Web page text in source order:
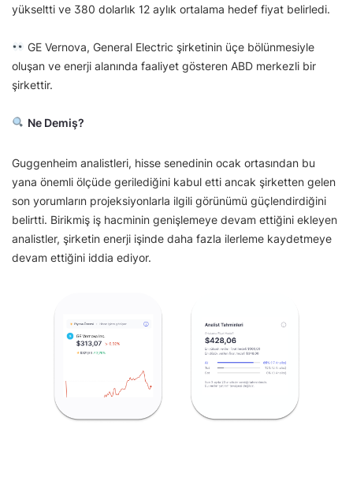
yükseltti ve 380 dolarlık 12 aylık ortalama hedef fiyat belirledi.
GE Vernova, General Electric şirketinin üçe bölünmesiyle
oluşan ve enerji alanında faaliyet gösteren ABD merkezli bir
şirkettir.
Ne Demiş?
Guggenheim analistleri, hisse senedinin ocak ortasından bu
yana önemli ölçüde gerilediğini kabul etti ancak şirketten gelen
son yorumların projeksiyonlarla ilgili görünümü güçlendirdiğini
belirtti. Birikmiş iş hacminin genişlemeye devam ettiğini ekleyen
analistler, şirketin enerji işinde daha fazla ilerleme kaydetmeye
devam ettiğini iddia ediyor.